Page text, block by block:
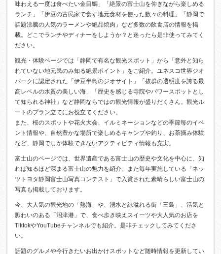
味わえる一度は食べたい金目鯛」「絶景の富士山を仰ぎながら楽しめる
ランチ」「伊豆の古民家で食す地元食材を使った数々の料理」「静岡で
話題沸騰の人気のラーメンや絶品焼肉」など多数の飲食店の情報を掲
載。どこでランチやディナーをしようか？と迷ったら是非使ってみてく
ださい。
観光・体験ページでは「静岡で有名な観光スポット」から「意外と知ら
れていない地元民のみ知る絶景ポイント」をご紹介。ユネスコ世界ジオ
パークに認定された「伊豆半島のジオサイト」「抜群の透明度を誇る最
高レベルの水質の美しい海」「歴史を感じる寺院やパワースポットとし
て知られる神社」など静岡ならではの観光情報が盛りだくさん。観光ル
ートのプラン立てにお役立てください。
また、桜のスポットや花火大会、イルミネーションなどの季節毎のイベ
ント情報や、自然豊かな場所で楽しめるキャンプや釣り、お茶摘み体験
など、静岡でしか体験できないアクティビティ情報も充実。
富士山のページでは、世界遺産である富士山の歴史や文化を中心に、知
れば知るほど深まる富士山の魅力を紹介。また毎年実施している「ネッ
ツトヨタ静岡富士山写真コンテスト」で入賞された素晴らしい富士山の
写真も掲載しております。
今、大人気の観光地の「熱海」や、湧水と緑溢れる街「三島」、活気と
賑わいのある「沼津港」で、食べ歩き映えスイーツや大人気のお店を
TiktokやYouTubeチャンネルでも紹介。是非チェックしてみてくださ
い。
話題のグルメや今行きたいお出かけスポットなど随時情報を更新してい